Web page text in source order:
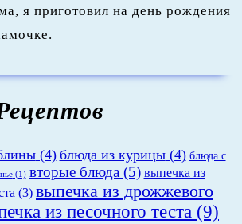
я приготовил на день рождения
(4) блюда из курицы(4) блюда с
(1) вторые блюда(5) выпечка из
(3) выпечка из дрожжевого
из песочного теста (9)